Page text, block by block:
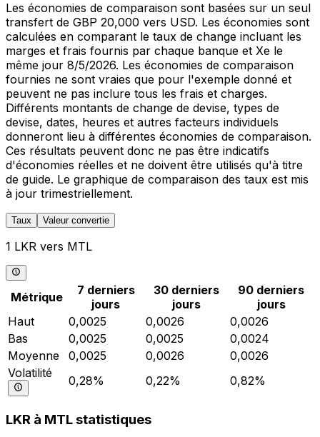
Les économies de comparaison sont basées sur un seul
transfert de GBP 20,000 vers USD. Les économies sont
calculées en comparant le taux de change incluant les
marges et frais fournis par chaque banque et Xe le
même jour 8/5/2026. Les économies de comparaison
fournies ne sont vraies que pour l'exemple donné et
peuvent ne pas inclure tous les frais et charges.
Différents montants de change de devise, types de
devise, dates, heures et autres facteurs individuels
donneront lieu à différentes économies de comparaison.
Ces résultats peuvent donc ne pas être indicatifs
d'économies réelles et ne doivent être utilisés qu'à titre
de guide. Le graphique de comparaison des taux est mis
à jour trimestriellement.
Taux Valeur convertie
1 LKR vers MTL
Métrique
7 derniers
jours
30 derniers
jours
90 derniers
jours
Haut
0,0025 0,0026
0,0026
Bas
0,0025 0,0025
0,0024
Moyenne
0,0025 0,0026
0,0026
Volatilité
0,28% 0,22% 0,82%
LKR à MTL statistiques